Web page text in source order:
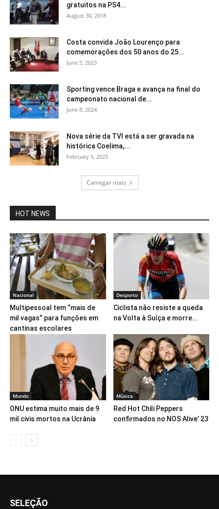
gratuitos na PS4...
August 30, 2018
Costa convida João Lourenço para
comemorações dos 50 anos do 25...
June 5, 2023
Sporting vence Braga e avança na final do
campeonato nacional de...
June 8, 2024
Nova série da TVI está a ser gravada na
histórica Coelima,...
February 5, 2025
Carregar mais
HOT NEWS
Nacional
Multipessoal tem “mais de
mil vagas” para funções em
cantinas escolares
Desporto
Ciclista não resiste a queda
na Volta à Suíça e morre...
Mundo
ONU estima muito mais de 9
mil civis mortos na Ucrânia
Música
Red Hot Chili Peppers
confirmados no NOS Alive’ 23
SELEÇÃO